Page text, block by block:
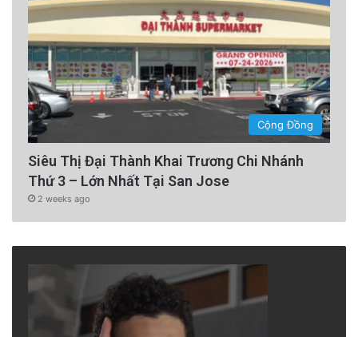
Cộng Đồng
Siêu Thị Đại Thành Khai Trương Chi Nhánh
Thứ 3 – Lớn Nhất Tại San Jose
2 weeks ago